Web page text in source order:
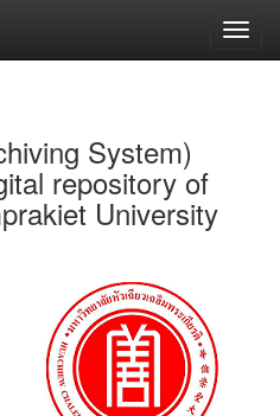
System)
repository of
University